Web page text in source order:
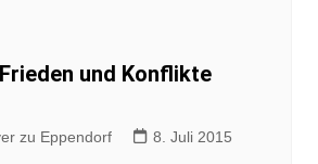
und Konflikte
zu Eppendorf
8. Juli 2015